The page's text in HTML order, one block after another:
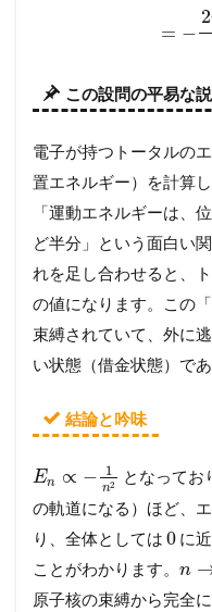
= −
2
この設問の平易な
電子が持つトータルの
置エネルギー）を計算
「運動エネルギーは、
ど半分」という面白い
れを足し合わせると、
の値になります。この
束縛されていて、外に
い状態（借金状態）で
結論と吟味
En ∝ − 1
n2 となって
の軌道になる）ほど、
り、全体としては 0 に
ことがわかります。 n
原子核の束縛から完全